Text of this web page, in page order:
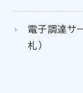
電子調達サ
札）